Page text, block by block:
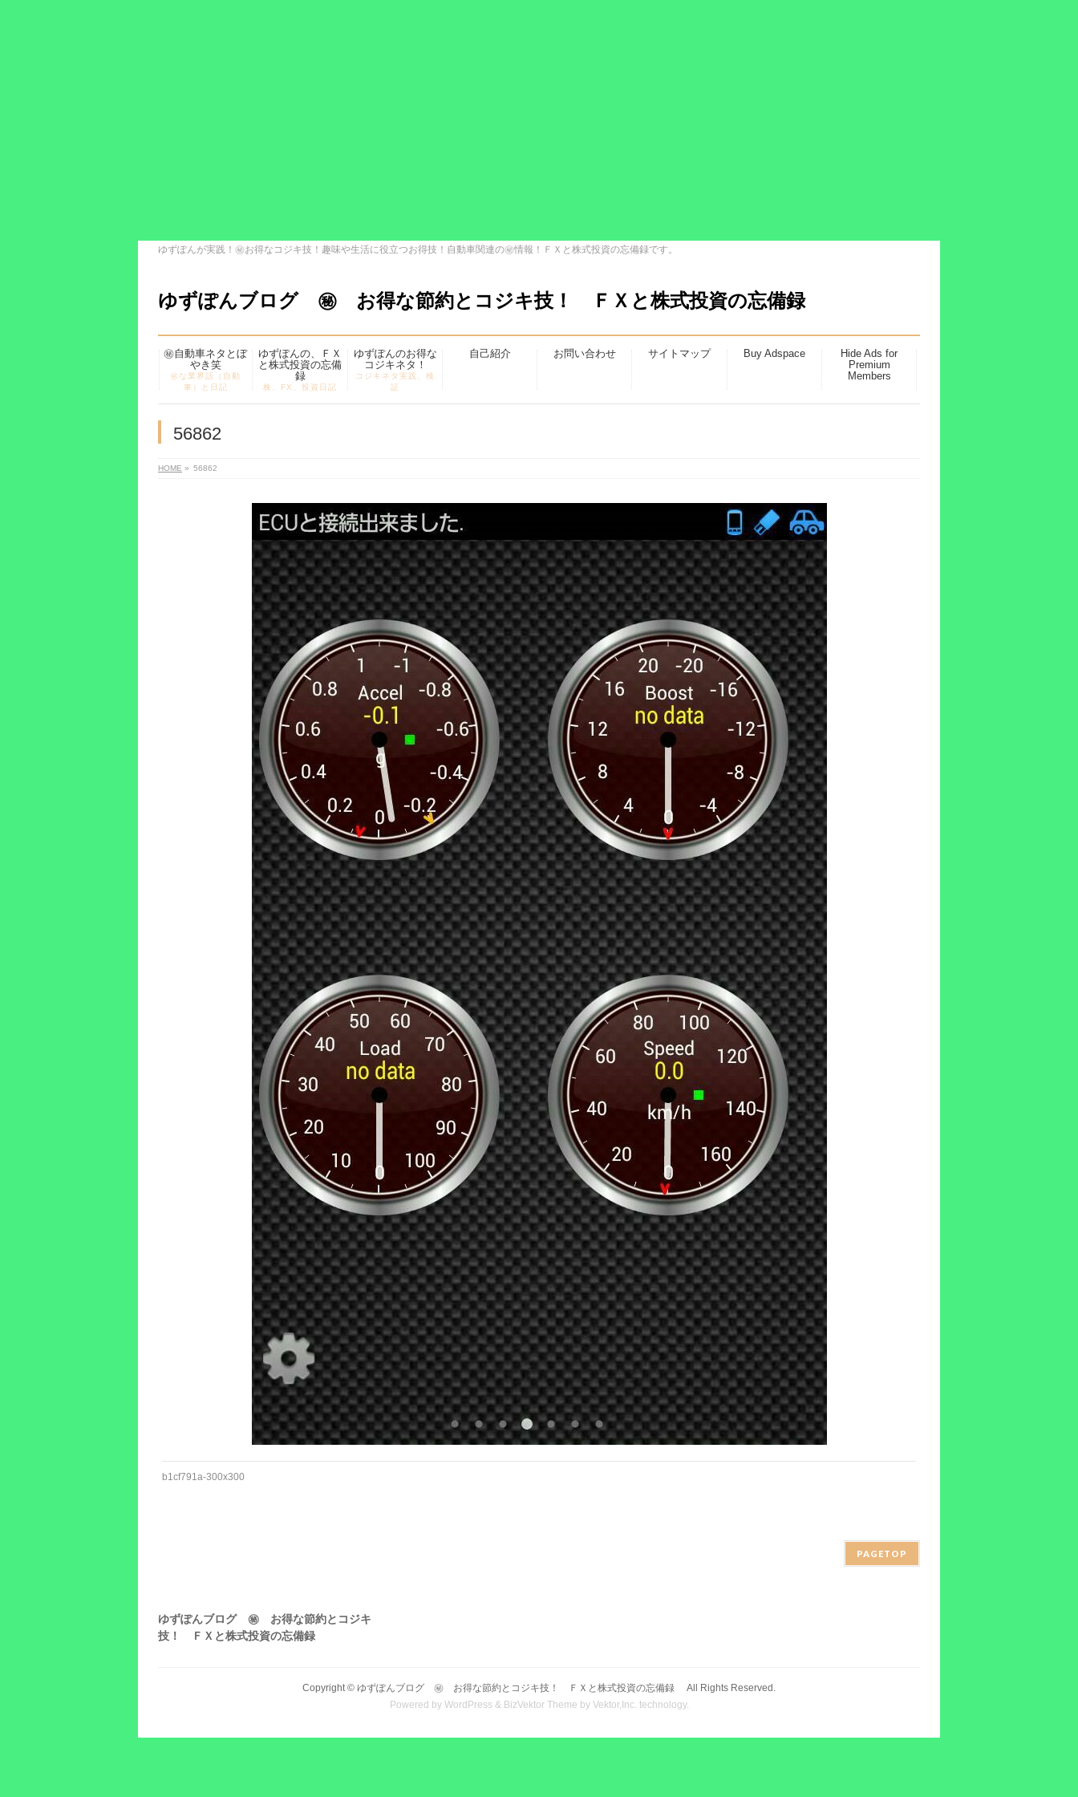
ゆずぽんが実践！㊙お得なコジキ技！趣味や生活に役立つお得技！自動車関連の㊙情報！ＦＸと株式投資の忘備録です。
ゆずぽんブログ ㊙ お得な節約とコジキ技！ ＦＸと株式投資の忘備録
㊙自動車ネタとぼ
やき笑
㊙な業界話（自動
車）と日記
ゆずぽんの、ＦＸ
と株式投資の忘備
録
株、FX、投資日記
ゆずぽんのお得な
コジキネタ！
コジキネタ実践、検
証
自己紹介 お問い合わせ サイトマップ Buy Adspace
Hide Ads for
Premium
Members
56862
HOME » 56862
b1cf791a-300x300
PAGETOP
ゆずぽんブログ ㊙ お得な節約とコジキ
技！ ＦＸと株式投資の忘備録
Copyright © ゆずぽんブログ ㊙ お得な節約とコジキ技！ ＦＸと株式投資の忘備録
All Rights Reserved.
Powered by WordPress & BizVektor Theme by Vektor,Inc. technology.